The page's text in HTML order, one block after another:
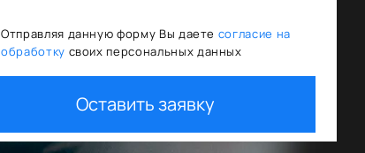
Отправляя данную форму Вы даете согласие на
обработку своих персональных данных
Оставить заявку